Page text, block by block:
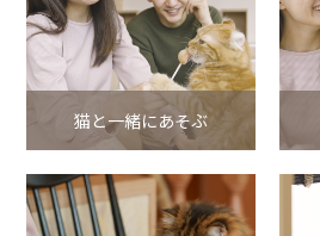
猫と一緒にあそぶ